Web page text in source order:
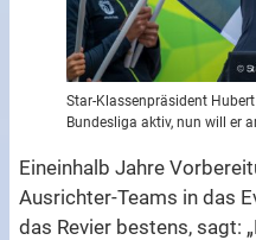
Star-Klassenpräsident
Bundesliga aktiv, nun will er
Eineinhalb Jahre
Ausrichter-Teams in das
das Revier bestens, sagt: